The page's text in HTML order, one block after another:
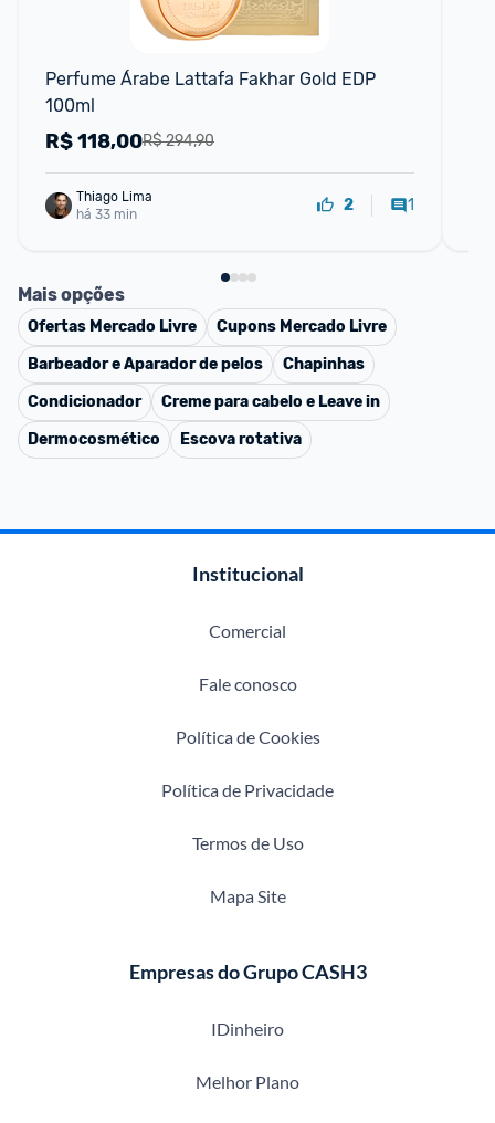
Perfume Árabe Lattafa Fakhar Gold EDP
100ml
R$ 294,90
R$118,00
Thiago Lima
há 33 min
2 1
Mais opções
Ofertas Mercado Livre Cupons Mercado Livre
Barbeador e Aparador de pelos
Chapinhas
Condicionador
Creme para cabelo e Leave in
Dermocosmético
Escova rotativa
Institucional
Comercial
Fale conosco
Política de Cookies
Política de Privacidade
Termos de Uso
Mapa Site
Empresas do Grupo CASH3
IDinheiro
Melhor Plano